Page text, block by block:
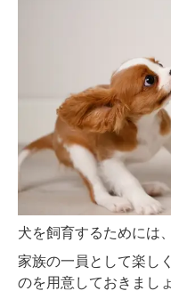
犬を飼育するためには
家族の一員として楽し
のを用意しておきましょ